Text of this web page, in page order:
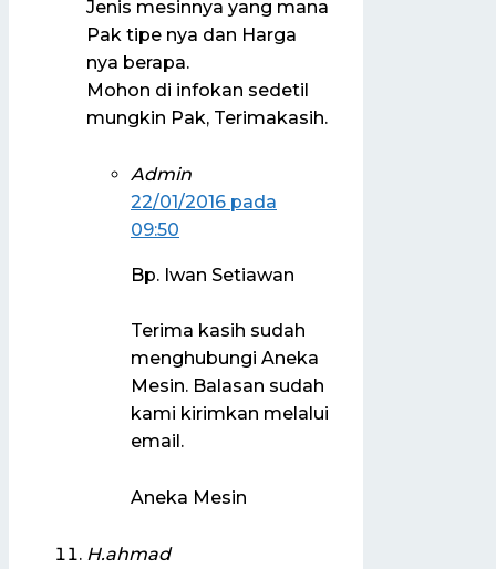
Jenis mesinnya yang mana
Pak tipe nya dan Harga
nya berapa.
Mohon di infokan sedetil
mungkin Pak, Terimakasih.
Admin
22/01/2016 pada
09:50
Bp. Iwan Setiawan
Terima kasih sudah
menghubungi Aneka
Mesin. Balasan sudah
kami kirimkan melalui
email.
Aneka Mesin
H.ahmad